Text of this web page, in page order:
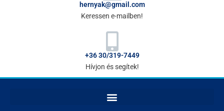
hernyak@gmail.com
Keressen e-mailben!
+36 30/319-7449
Hívjon és segítek!